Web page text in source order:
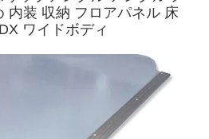
内装 収納 フロアパネル 床
ワイドボディ